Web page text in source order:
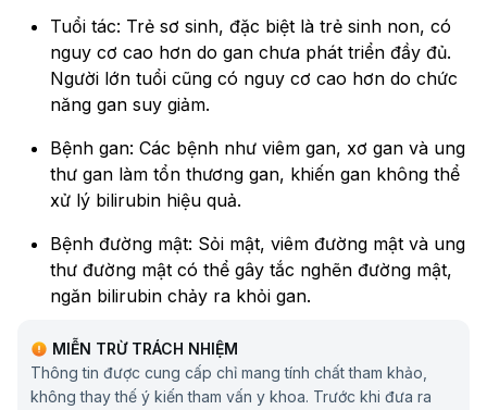
Tuổi tác: Trẻ sơ sinh, đặc biệt là trẻ sinh non, có
nguy cơ cao hơn do gan chưa phát triển đầy đủ.
Người lớn tuổi cũng có nguy cơ cao hơn do chức
năng gan suy giảm.
Bệnh gan: Các bệnh như viêm gan, xơ gan và ung
thư gan làm tổn thương gan, khiến gan không thể
xử lý bilirubin hiệu quả.
Bệnh đường mật: Sỏi mật, viêm đường mật và ung
thư đường mật có thể gây tắc nghẽn đường mật,
ngăn bilirubin chảy ra khỏi gan.
Bệnh máu: Các bệnh gây phá hủy tế bào hồng
cầu quá mức, như thiếu máu tán huyết, làm tăng
sản xuất bilirubin.
MIỄN TRỪ TRÁCH NHIỆM
Thông tin được cung cấp chỉ mang tính chất tham khảo,
không thay thế ý kiến tham vấn y khoa. Trước khi đưa ra